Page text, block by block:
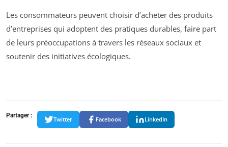
Les consommateurs peuvent choisir d’acheter des produits
d’entreprises qui adoptent des pratiques durables, faire part
de leurs préoccupations à travers les réseaux sociaux et
soutenir des initiatives écologiques.
Partager :
Twitter Facebook LinkedIn